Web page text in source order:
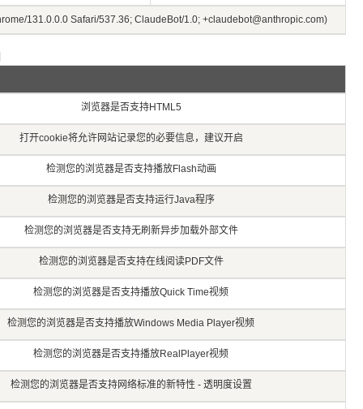
131.0.0.0 Safari/537.36; ClaudeBot/1.0; +claudebot@anthropic.com)
浏览器是否支持HTML5
打开cookie将允许网站记录您的必要信息，建议开启
检测您的浏览器是否支持播放Flash动画
检测您的浏览器是否支持运行Java程序
检测您的浏览器是否支持无刷新异步加载外部文件
检测您的浏览器是否支持在线阅读PDF文件
检测您的浏览器是否支持播放Quick Time视频
检测您的浏览器是否支持播放Windows Media Player视频
检测您的浏览器是否支持播放RealPlayer视频
检测您的浏览器是否支持网络标准的新特性 - 透明度设置